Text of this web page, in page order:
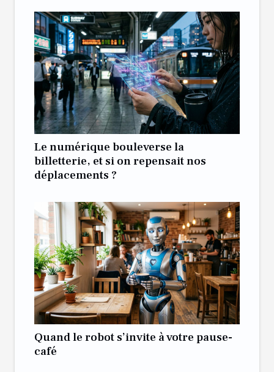
Le numérique bouleverse la
billetterie, et si on repensait nos
déplacements ?
Quand le robot s’invite à votre pause-
café